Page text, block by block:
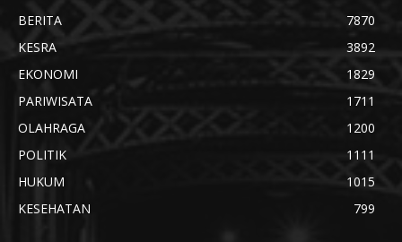
BERITA
7870
KESRA
3892
EKONOMI
1829
PARIWISATA
1711
OLAHRAGA
1200
POLITIK
1111
HUKUM
1015
KESEHATAN
799